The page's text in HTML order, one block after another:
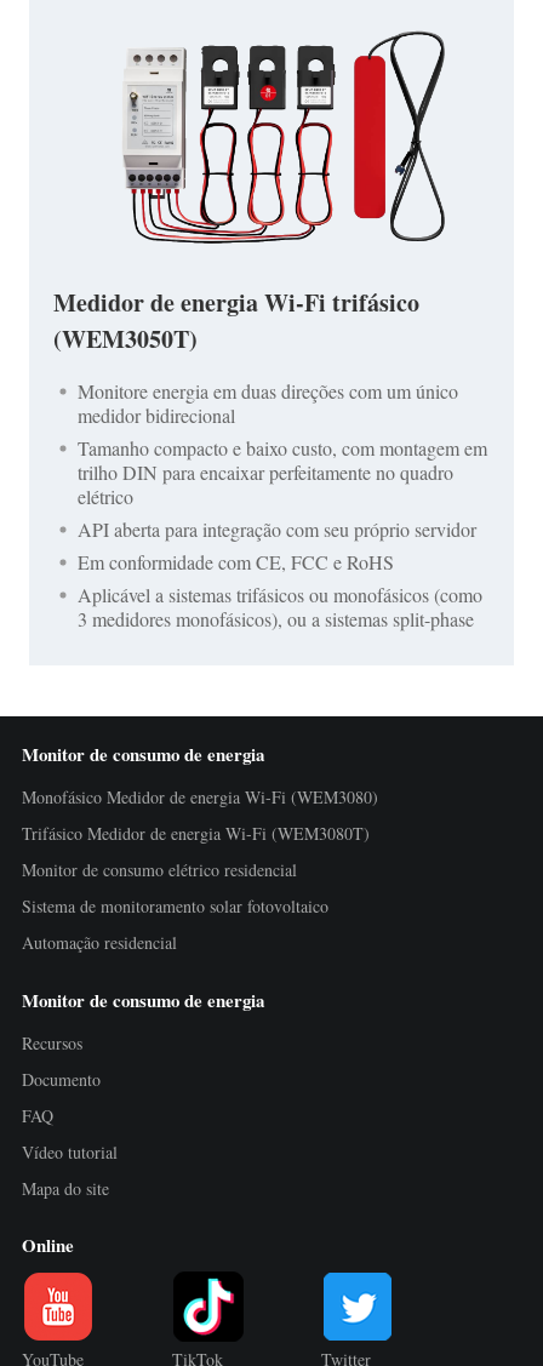
Medidor de energia Wi-Fi trifásico
(WEM3050T)
Monitore energia em duas direções com um único
medidor bidirecional
Tamanho compacto e baixo custo, com montagem em
trilho DIN para encaixar perfeitamente no quadro
elétrico
API aberta para integração com seu próprio servidor
Em conformidade com CE, FCC e RoHS
Aplicável a sistemas trifásicos ou monofásicos (como
3 medidores monofásicos), ou a sistemas split-phase
Monitor de consumo de energia
Monofásico Medidor de energia Wi-Fi (WEM3080)
Trifásico Medidor de energia Wi-Fi (WEM3080T)
Monitor de consumo elétrico residencial
Sistema de monitoramento solar fotovoltaico
Automação residencial
Monitor de consumo de energia
Recursos
Documento
FAQ
Vídeo tutorial
Mapa do site
Online
YouTube TikTok Twitter